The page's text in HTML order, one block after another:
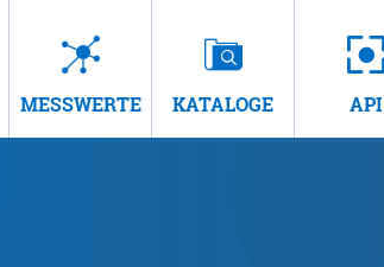
MESSWERTE KATALOGE API